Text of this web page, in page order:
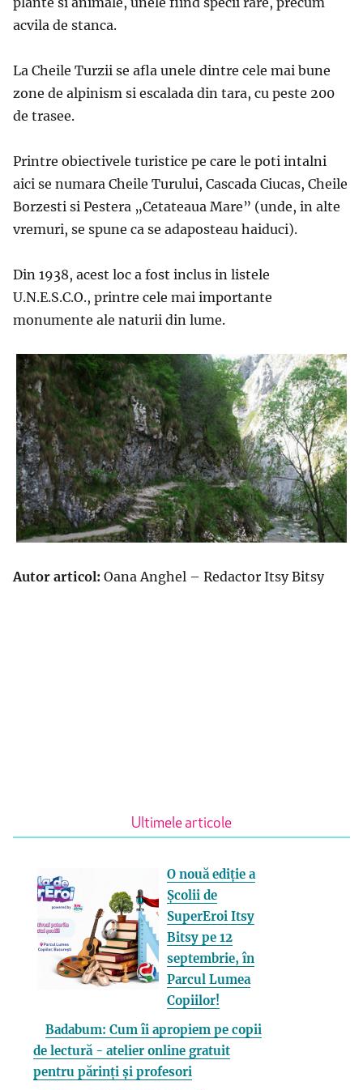
acvila de stanca.
La Cheile Turzii se afla unele dintre cele mai bune
zone de alpinism si escalada din tara, cu peste 200
de trasee.
Printre obiectivele turistice pe care le poti intalni
aici se numara Cheile Turului, Cascada Ciucas, Cheile
Borzesti si Pestera „Cetateaua Mare” (unde, in alte
vremuri, se spune ca se adaposteau haiduci).
Din 1938, acest loc a fost inclus in listele
U.N.E.S.C.O., printre cele mai importante
monumente ale naturii din lume.
Autor articol: Oana Anghel – Redactor Itsy Bitsy
Ultimele articole
O nouă ediție a
Școlii de
SuperEroi Itsy
Bitsy pe 12
septembrie, în
Parcul Lumea
Copiilor!
Badabum: Cum îi apropiem pe copii
de lectură - atelier online gratuit
pentru părinți și profesori